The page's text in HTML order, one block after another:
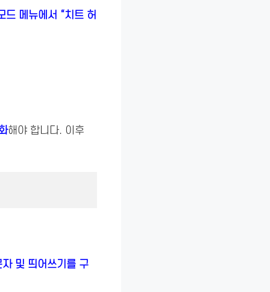
드 메뉴에서 “치트 허
해야 합니다. 이후
및 띄어쓰기를 구